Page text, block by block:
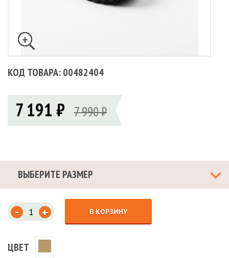
КОД ТОВАРА: 00482404
7 191 ₽ 7 990 ₽
ВЫБЕРИТЕ РАЗМЕР
- + В КОРЗИНУ
ЦВЕТ